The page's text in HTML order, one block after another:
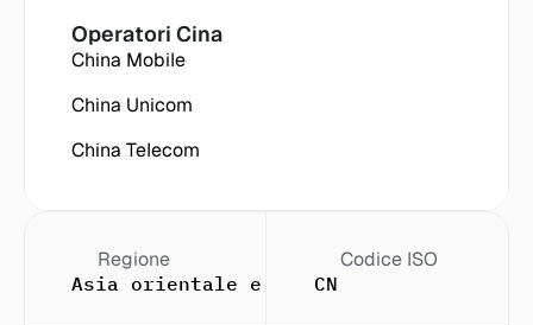
Operatori Cina
China Mobile
China Unicom
China Telecom
Regione
Asia orientale e sudorientale
Codice ISO
CN